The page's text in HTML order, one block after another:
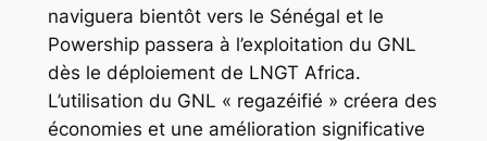
naviguera bientôt vers le Sénégal et le
Powership passera à l’exploitation du GNL
dès le déploiement de LNGT Africa.
L’utilisation du GNL « regazéifié » créera des
économies et une amélioration significative